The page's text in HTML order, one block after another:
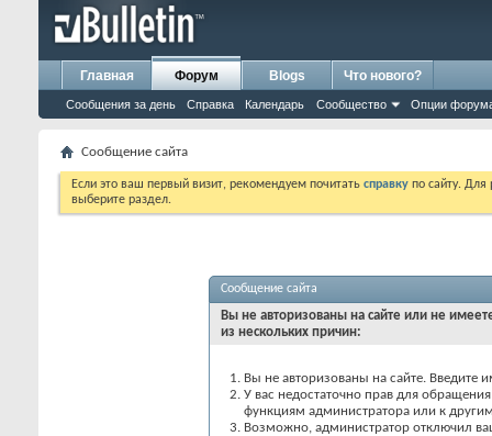
Главная Форум
Сообщения за день Справка Календарь Сообщество Опции
Blogs Что нового?
Сообщение сайта
Если это ваш первый визит, рекомендуем почитать справку по сайту.
выберите раздел.
Сообщение сайта
Вы не авторизованы на сайте или не
из нескольких причин:
Вы не авторизованы на сайте. Введите
У вас недостаточно прав для
функциям администратора или к
Возможно, администратор отключил